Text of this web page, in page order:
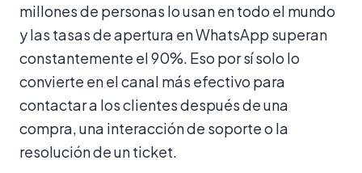
millones de personas lo usan en todo el mundo
y las tasas de apertura en WhatsApp superan
constantemente el 90%. Eso por sí solo lo
convierte en el canal más efectivo para
contactar a los clientes después de una
compra, una interacción de soporte o la
resolución de un ticket.